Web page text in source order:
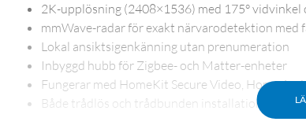
2K-upplösning (2408×1536) med 175° vidvinkel
mmWave-radar för exakt närvarodetektion med
Lokal ansiktsigenkänning utan prenumeration
Inbyggd hubb för Zigbee- och Matter-enheter
Fungerar med HomeKit Secure Video, Home
Både trådlös och trådbunden installation